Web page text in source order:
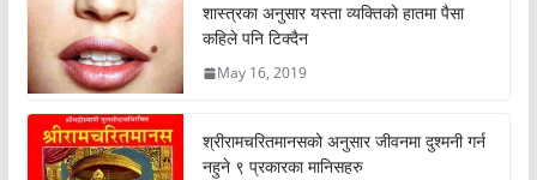
शास्त्रका अनुसार यस्ता व्यक्तिको हातमा पैसा
कहिले पनि टिक्दैन
May 16, 2019
श्रीरामचरितमानसको अनुसार जीवनमा दुश्मनी गर्न
नहुने ९ प्रकारका मानिसहरु